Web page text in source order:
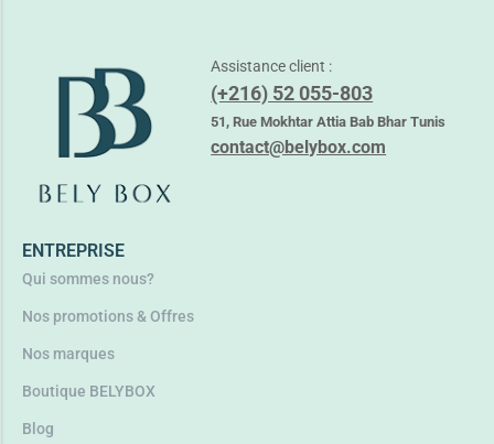
ALANIA PURETE + VIT C MOUSSE NETTOYANTE
TND 27,750TND
Ajouter au panier
Assistance client :
(+216) 52 055-803
51, Rue Mokhtar Attia Bab Bhar Tunis
contact@belybox.com
ENTREPRISE
Qui sommes nous?
Nos promotions & Offres
Nos marques
Boutique BELYBOX
Blog